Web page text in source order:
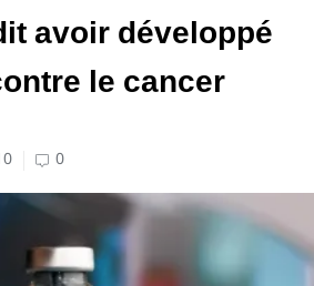
avoir développé
le cancer
0